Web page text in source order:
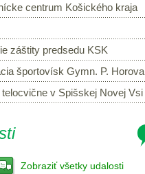
centrum Košického kraja
záštity predsedu KSK
športovísk Gymn. P. Horova
v Spišskej Novej Vsi
Zobraziť všetky udalosti